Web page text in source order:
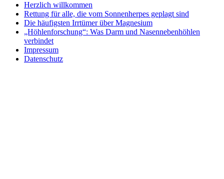
Herzlich willkommen
Rettung für alle, die vom Sonnenherpes geplagt sind
Die häufigsten Irrtümer über Magnesium
„Höhlenforschung“: Was Darm und Nasennebenhöhlen
verbindet
Impressum
Datenschutz